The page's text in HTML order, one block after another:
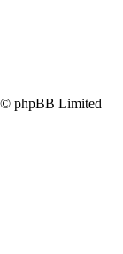
phpBB Limited